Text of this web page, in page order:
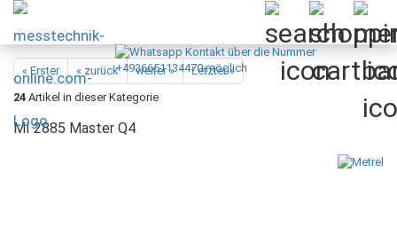
« Erster « zurück weiter »
Letzter »
24 Artikel in dieser Kategorie
MI 2885 Master Q4